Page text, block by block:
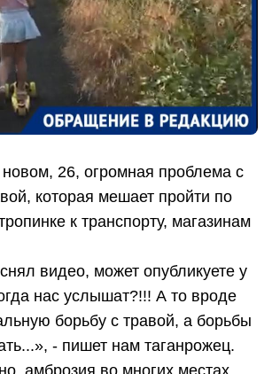
26, огромная проблема с
которая мешает пройти по
к транспорту, магазинам
видео, может опубликуете у
нас услышат?!!! А то вроде
борьбу с травой, а борьбы
- пишет нам таганрожец.
амброзия во многих местах